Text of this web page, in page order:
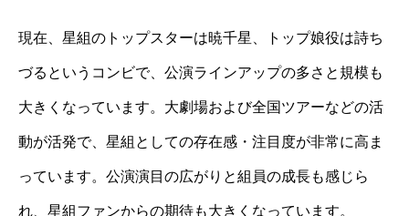
現在、星組のトップスターは暁千星、トップ娘役は詩ち
づるというコンビで、公演ラインアップの多さと規模も
大きくなっています。大劇場および全国ツアーなどの活
動が活発で、星組としての存在感・注目度が非常に高ま
っています。公演演目の広がりと組員の成長も感じら
れ、星組ファンからの期待も大きくなっています。